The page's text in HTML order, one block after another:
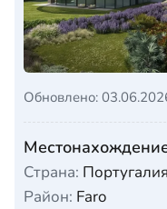
Обновлено:
Страна: Португалия
Район: Faro